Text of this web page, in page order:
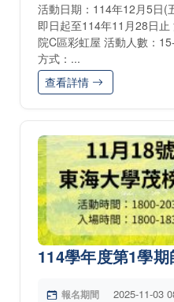
活動日期：114年12月5日(
即日起至114年11月28日
院C區彩虹屋 活動人數：
方式：...
查看詳情
114學年度第1學
報名期間 2025-11-03